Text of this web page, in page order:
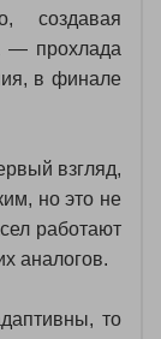
создавая
— прохлада
в финале
взгляд,
но это не
работают
аналогов.
то